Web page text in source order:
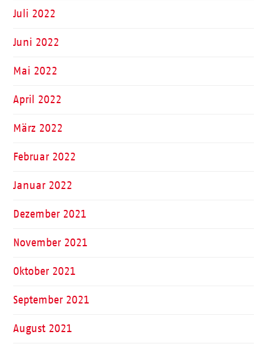
Juli 2022
Juni 2022
Mai 2022
April 2022
März 2022
Februar 2022
Januar 2022
Dezember 2021
November 2021
Oktober 2021
September 2021
August 2021